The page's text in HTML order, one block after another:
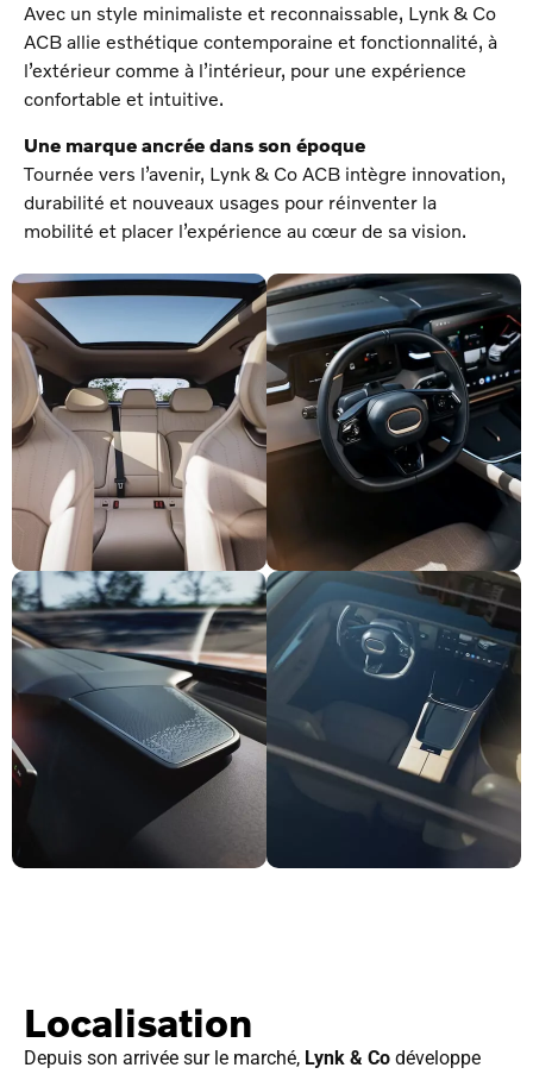
Avec un style minimaliste et reconnaissable, Lynk & Co
ACB allie esthétique contemporaine et fonctionnalité, à
l’extérieur comme à l’intérieur, pour une expérience
confortable et intuitive.
Une marque ancrée dans son époque
Tournée vers l’avenir, Lynk & Co ACB intègre innovation,
durabilité et nouveaux usages pour réinventer la
mobilité et placer l’expérience au cœur de sa vision.
Localisation
Depuis son arrivée sur le marché, Lynk & Co développe